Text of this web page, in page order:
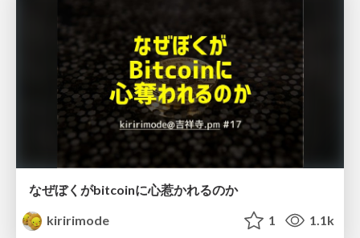
なぜぼくがbitcoinに心惹かれるのか
kiririmode
1 1.1k